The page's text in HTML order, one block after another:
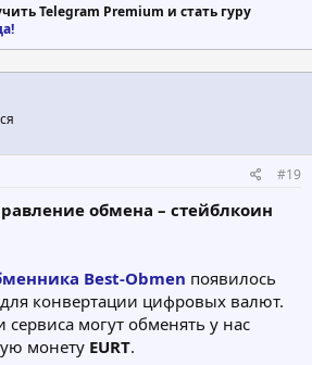
Telegram Premium и стать гуру
#19
обмена – стейблкоин
Best-Obmen появилось
конвертации цифровых валют.
сервиса могут обменять у нас
монету EURT.